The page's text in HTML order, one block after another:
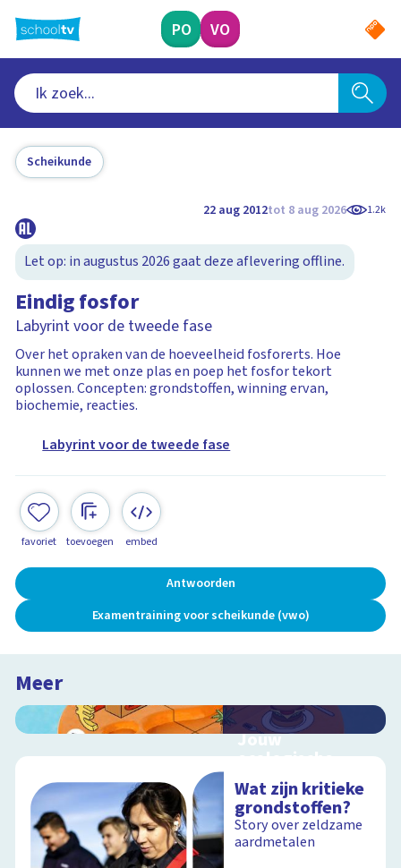
naar
hoofdinhoud
PO VO
Scheikunde
22 aug 2012tot 8 aug 2026 1.2k
Let op: in augustus 2026 gaat deze aflevering offline.
Eindig fosfor
Labyrint voor de tweede fase
Over het opraken van de hoeveelheid fosforerts. Hoe
kunnen we met onze plas en poep het fosfor tekort
oplossen. Concepten: grondstoffen, winning ervan,
biochemie, reacties.
Labyrint voor de tweede fase
favoriet toevoegen embed
Antwoorden
Examentraining voor scheikunde (vwo)
Meer
Jouw
ecologische
voetafdruk
Ontdek hoe jouw
levensstijl invloed
heeft op de aarde
Wat zijn kritieke
grondstoffen?
Story over zeldzame
aardmetalen